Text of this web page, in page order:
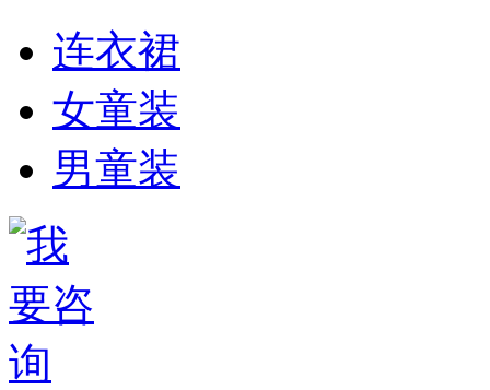
连衣裙
女童装
男童装